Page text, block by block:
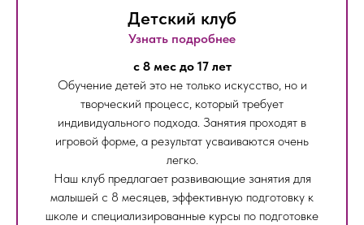
Детский клуб
Узнать подробнее
с 8 мес до 17 лет
Обучение детей это не только искусство, но и
творческий процесс, который требует
индивидуального подхода. Занятия проходят в
игровой форме, а результат усваиваются очень
легко.
Наш клуб предлагает развивающие занятия для
малышей с 8 месяцев, эффективную подготовку к
школе и специализированные курсы по подготовке